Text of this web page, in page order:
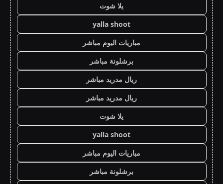
يلا شوت
yalla shoot
مباريات اليوم مباشر
برشلونة مباشر
ريال مدريد مباشر
ريال مدريد مباشر
يلا شوت
yalla shoot
مباريات اليوم مباشر
برشلونة مباشر